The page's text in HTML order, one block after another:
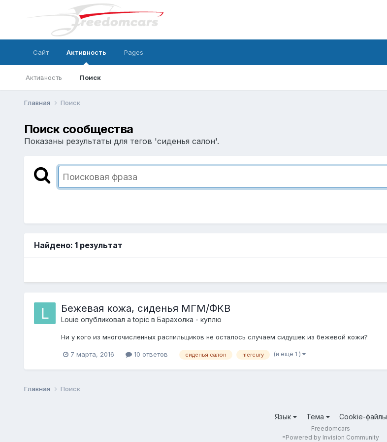
Сайт Активность
Активность Поиск
Pages
Главная Поиск
Поиск сообщества
Показаны результаты для тегов 'сиденья салон'.
Найдено: 1 результат
Бежевая кожа, сиденья МГМ/ФКВ
Louie опубликовал a topic в Барахолка - куплю
Ни у кого из многочисленных распильщиков не осталось случаем сидушек из бежевой кожи?
7 марта, 2016 10 ответов сиденья салон mercury (и ещё 1 )
Главная Поиск
Язык Тема Cookie-файлы
Freedomcars
=Powered by Invision Community